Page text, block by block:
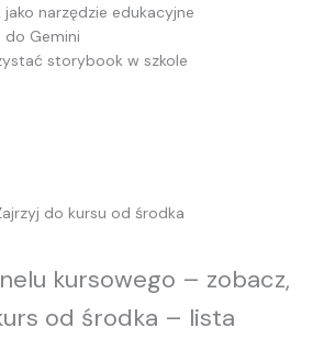
narzędzie edukacyjne
do Gemini
storybook w szkole
do kursu od środka
kursowego – zobacz,
od środka – lista